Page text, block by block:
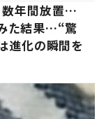
数年間放置…
た結果…“驚
進化の瞬間を